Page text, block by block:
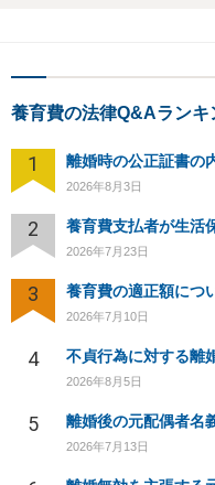
養育費の法律Q&Aランキ
1 離婚時の公正証書の
2026年8月3日
2 養育費支払者が生活
2026年7月23日
3 養育費の適正額につ
2026年7月10日
4
2026年8月5日
5
2026年7月13日